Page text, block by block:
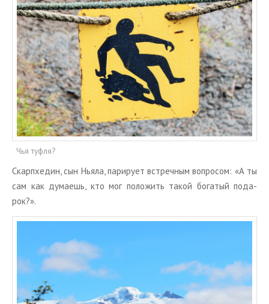
Чья туфля?
Скар­п­хе­дин, сын Ньяла, па­ри­ру­ет встреч­ным во­про­сом: «А ты
сам как ду­ма­ешь, кто мог по­ло­жить такой бо­га­тый по­да­
рок?».